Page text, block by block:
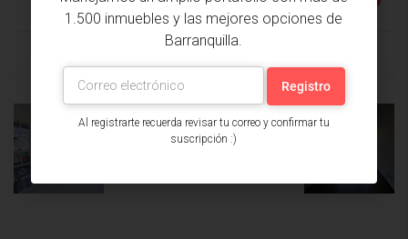
PROPIEDAD
PRÓXIMA
1.500 inmuebles y las mejores opciones de
Barranquilla.
Al registrarte recuerda revisar tu correo y confirmar tu
suscripción :)